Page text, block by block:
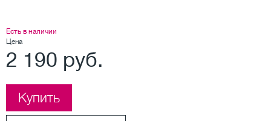
Есть в наличии
Цена
2 190 руб.
Купить